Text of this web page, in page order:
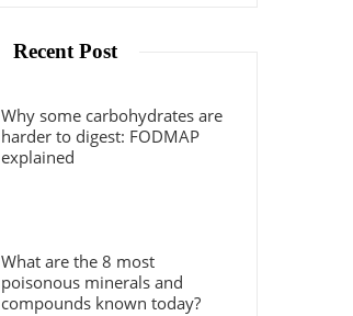
Recent Post
Why some carbohydrates are
harder to digest: FODMAP
explained
What are the 8 most
poisonous minerals and
compounds known today?